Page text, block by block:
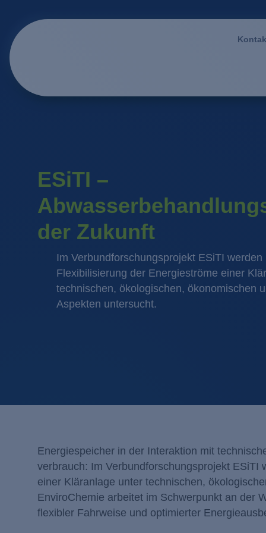
ESiTI –
der Zukunft
Im Verbundforschungsprojekt ESiTI
Flexibilisierung der Energieströme einer
technischen, ökologischen, ökonomischen
Aspekten untersucht.
Energiespeicher in der Interaktion mit
verbrauch: Im Verbundforschungsprojekt
einer Kläranlage unter technischen,
EnviroChemie arbeitet im Schwerpunkt an der
flexibler Fahrweise und optimierter